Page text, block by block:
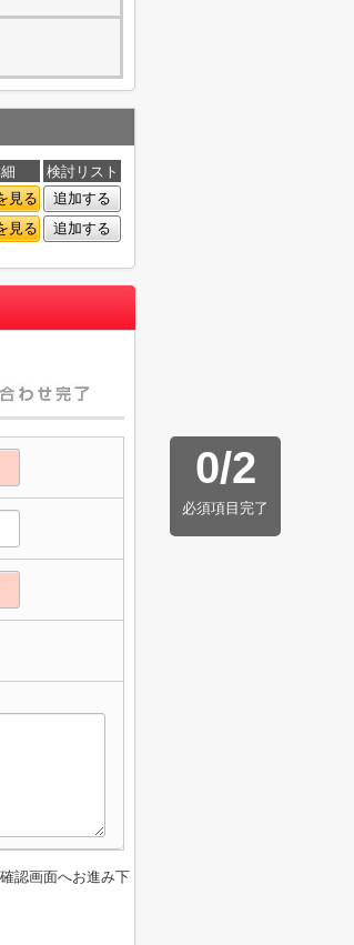
検討リスト
見る
追加する
見る 追加する
0/2
必須項目完了
認画面へお進み下